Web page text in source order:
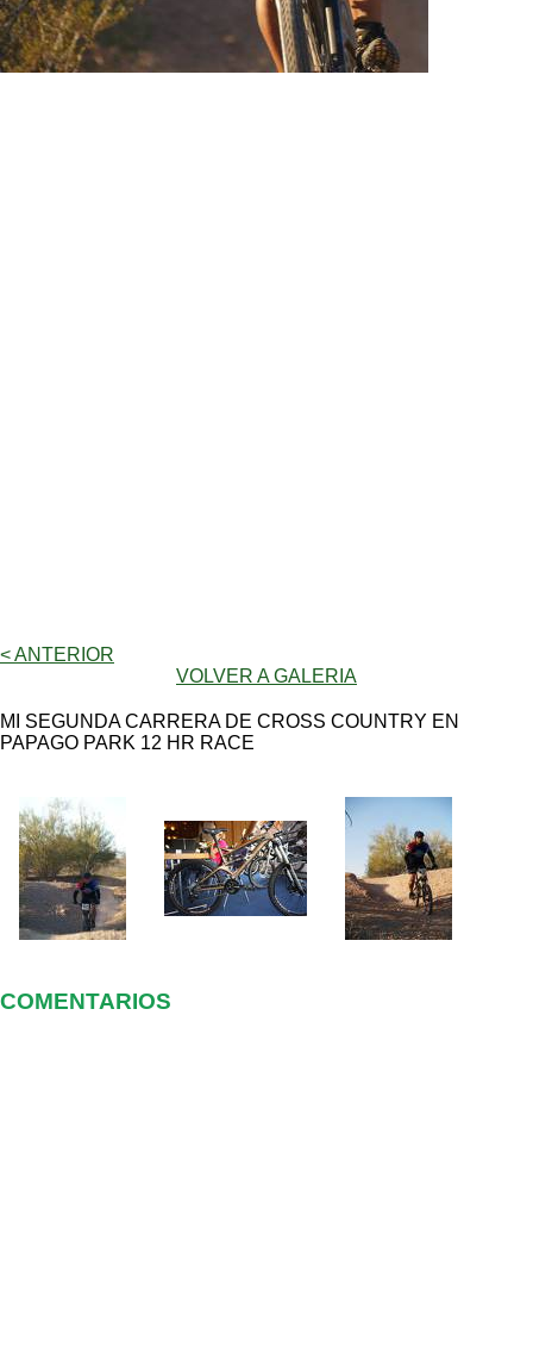
< ANTERIOR
VOLVER A GALERIA
MI SEGUNDA CARRERA DE CROSS COUNTRY EN
PAPAGO PARK 12 HR RACE
COMENTARIOS